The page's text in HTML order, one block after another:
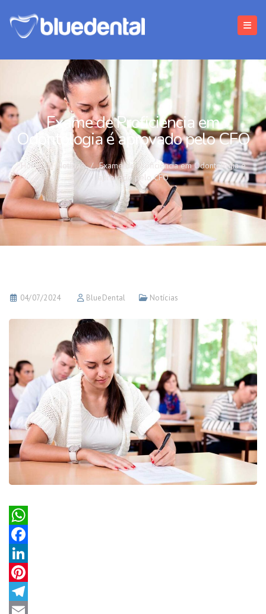
Exame de Proficiência em
Odontologia é aprovado pelo CFO
Home / Notícias / Exame de Proficiência em Odontologia é
aprovado pelo CFO
04/07/2024 BlueDental Notícias
WhatsApp
Facebook
LinkedIn
Pinterest
Telegram